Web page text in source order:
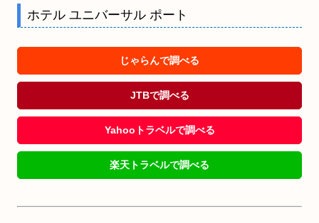
ホテル ユニバーサル ポート
じゃらんで調べる
JTBで調べる
Yahooトラベルで調べる
楽天トラベルで調べる